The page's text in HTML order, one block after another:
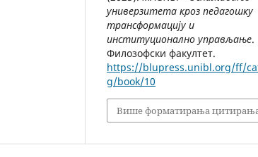
универзитета кроз педагошку
трансформацију и
институционално управљање.
Филозофски факултет.
https://blupress.unibl.org/ff/
g/book/10
Више форматирања